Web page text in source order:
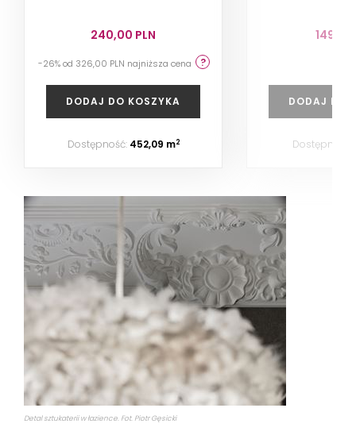
240,00 PLN
-26% od 326,00 PLN najniższa cena
DODAJ DO KOSZYKA
Dostępność: 452,09 m2
149,00
DODAJ DO
Dostępność:
Detal sztukaterii w łazience. Fot. Piotr Gęsicki